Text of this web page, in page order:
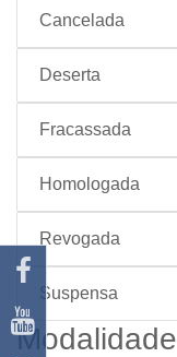
Cancelada
Deserta
Fracassada
Homologada
Revogada
Suspensa
Modalidade